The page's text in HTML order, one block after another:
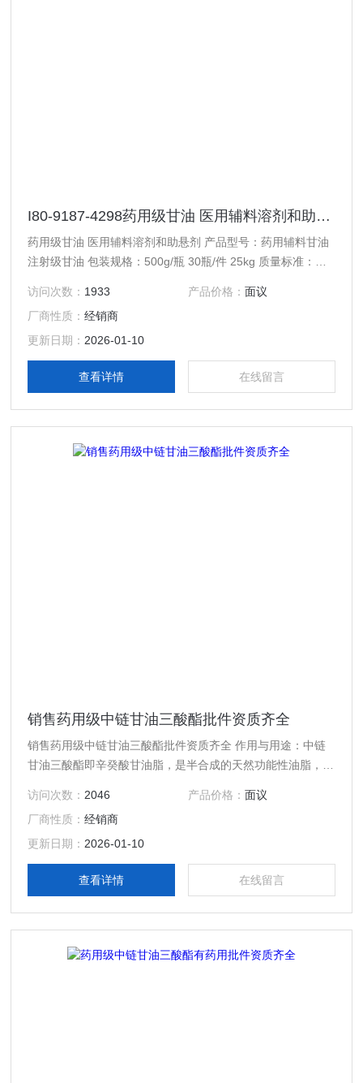
I80-9187-4298药用级甘油 医用辅料溶剂和助悬剂
药用级甘油 医用辅料溶剂和助悬剂 产品型号：药用辅料甘油
注射级甘油 包装规格：500g/瓶 30瓶/件 25kg 质量标准：
访问次数： 1933 产品价格： 面议
厂商性质：经销商
更新日期： 2026-01-10
查看详情 在线留言
销售药用级中链甘油三酸酯批件资质齐全
销售药用级中链甘油三酸酯批件资质齐全 作用与用途：中链
甘油三酸酯即辛癸酸甘油脂，是半合成的天然功能性油脂，具
值，欧美国家简称为MCT。该产品可广泛应用于药品、食
品、保健品及化妆品等方面。
访问次数： 2046 产品价格： 面议
厂商性质：经销商
更新日期： 2026-01-10
查看详情 在线留言